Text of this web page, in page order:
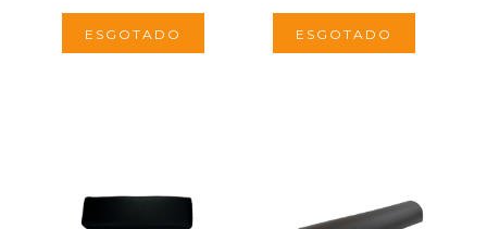
ESGOTADO ESGOTADO